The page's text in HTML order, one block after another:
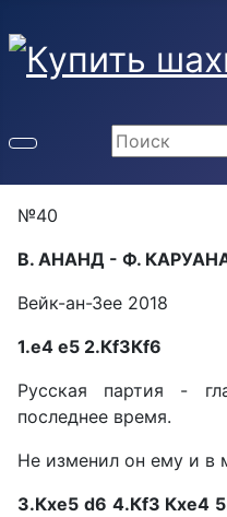
№40
В. АНАНД - Ф.
Вейк-ан-Зее 2018
1.е4 е5 2.Кf3Кf6
Русская партия -
последнее время.
Не изменил он ему и в
3.Кхе5 d6 4.Кf3 Кхе4